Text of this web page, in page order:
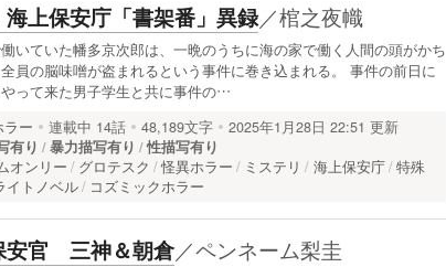
海上保安庁「書架番」異録／棺之夜幟
いていた幡多京次郎は、一晩のうちに海の家で働く人間の頭がかち
員の脳味噌が盗まれるという事件に巻き込まれる。 事件の前日に
って来た男子学生と共に事件の…
ラー 連載中 14話 48,189文字
2025年1月28日 22:51 更新
有り
暴力描写有り
性描写有り
オンリー
グロテスク 怪異ホラー ミステリ 海上保安庁 特殊
イトノベル コズミックホラー
安官 三神＆朝倉／ペンネーム梨圭